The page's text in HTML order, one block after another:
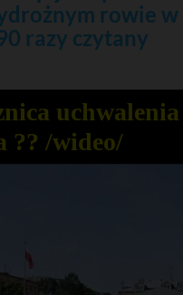
rowie w
razy czytany
uchwalenia
?? /wideo/